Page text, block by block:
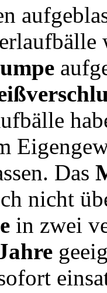
Das
nicht
in zwei